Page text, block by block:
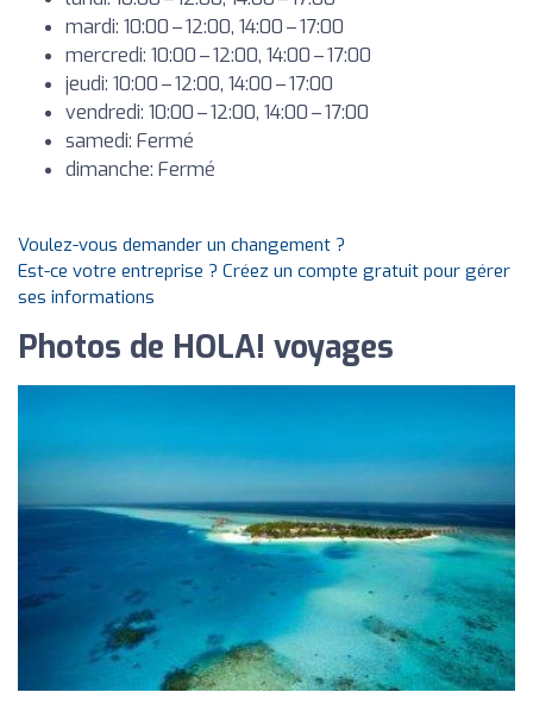
mardi: 10:00 – 12:00, 14:00 – 17:00
mercredi: 10:00 – 12:00, 14:00 – 17:00
jeudi: 10:00 – 12:00, 14:00 – 17:00
vendredi: 10:00 – 12:00, 14:00 – 17:00
samedi: Fermé
dimanche: Fermé
Voulez-vous demander un changement ?
Est-ce votre entreprise ? Créez un compte gratuit pour gérer
ses informations
Photos de HOLA! voyages